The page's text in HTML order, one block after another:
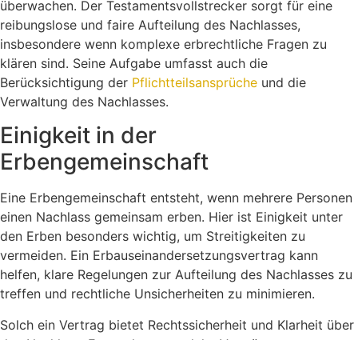
überwachen. Der Testamentsvollstrecker sorgt für eine
reibungslose und faire Aufteilung des Nachlasses,
insbesondere wenn komplexe erbrechtliche Fragen zu
klären sind. Seine Aufgabe umfasst auch die
Berücksichtigung der Pflichtteilsansprüche und die
Verwaltung des Nachlasses.
Einigkeit in der
Erbengemeinschaft
Eine Erbengemeinschaft entsteht, wenn mehrere Personen
einen Nachlass gemeinsam erben. Hier ist Einigkeit unter
den Erben besonders wichtig, um Streitigkeiten zu
vermeiden. Ein Erbauseinandersetzungsvertrag kann
helfen, klare Regelungen zur Aufteilung des Nachlasses zu
treffen und rechtliche Unsicherheiten zu minimieren.
Solch ein Vertrag bietet Rechtssicherheit und Klarheit über